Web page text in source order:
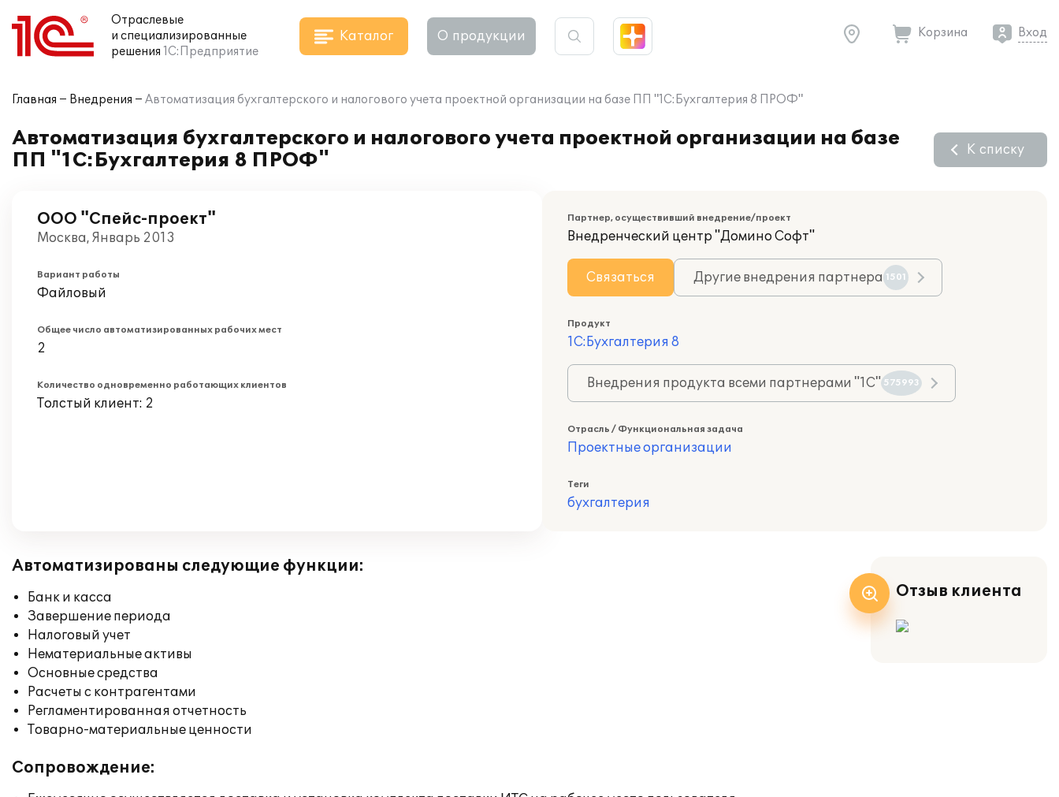
Отраслевые
и специализированные
решения 1С:Предприятие
Каталог О продукции Корзина Вход
Главная Внедрения Автоматизация бухгалтерского и налогового учета проектной организации на базе ПП "1С:Бухгалтерия 8 ПРОФ"
Автоматизация бухгалтерского и налогового учета проектной организации на базе
ПП "1С:Бухгалтерия 8 ПРОФ"
К списку
ООО "Спейс-проект"
Москва, Январь 2013
Вариант работы
Файловый
Общее число автоматизированных рабочих мест
2
Количество одновременно работающих клиентов
Толстый клиент: 2
Партнер, осуществивший внедрение/проект
Внедренческий центр "Домино Софт"
Связаться Другие внедрения партнера 1501
Продукт
1С:Бухгалтерия 8
Внедрения продукта всеми партнерами "1С" 575993
Отрасль / Функциональная задача
Проектные организации
Теги
бухгалтерия
Автоматизированы следующие функции:
Банк и касса
Завершение периода
Налоговый учет
Нематериальные активы
Основные средства
Расчеты с контрагентами
Регламентированная отчетность
Товарно-материальные ценности
Сопровождение:
Отзыв клиента